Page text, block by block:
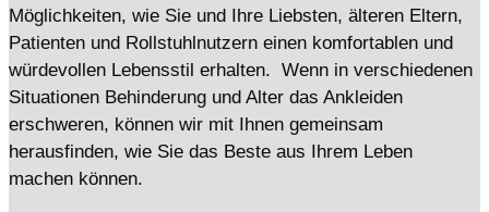
Möglichkeiten, wie Sie und Ihre Liebsten, älteren Eltern,
Patienten und Rollstuhlnutzern einen komfortablen und
würdevollen Lebensstil erhalten. Wenn in verschiedenen
Situationen Behinderung und Alter das Ankleiden
erschweren, können wir mit Ihnen gemeinsam
herausfinden, wie Sie das Beste aus Ihrem Leben
machen können.